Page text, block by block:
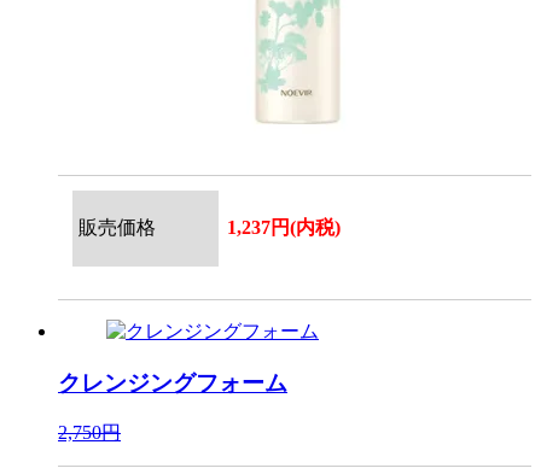
販売価格 1,237円(内税)
クレンジングフォーム
2,750円